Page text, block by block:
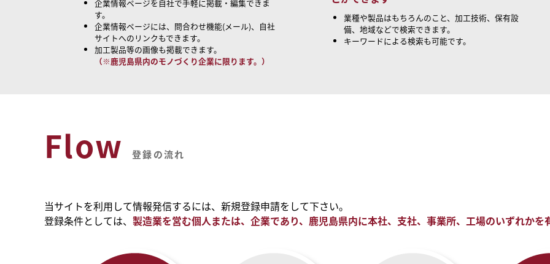
企業情報ページを自社で手軽に掲載・編集できま
す。
企業情報ページには、問合わせ機能(メール)、自社
サイトへのリンクもできます。
加工製品等の画像も掲載できます。
（※鹿児島県内のモノづくり企業に限ります。）
業種や製品はもちろんのこと、加工技術、保有設
備、地域などで検索できます。
キーワードによる検索も可能です。
Flow 登録の流れ
当サイトを利用して情報発信するには、新規登録申請をして下さい。
登録条件としては、 製造業を営む個人または、企業であり、鹿児島県内に本社、支社、事業所、工場のいずれかを